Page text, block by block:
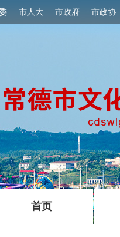
市人大 市政府 市政协
首页
|